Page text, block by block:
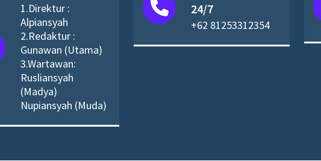
1.Direktur :
Alpiansyah
2.Redaktur :
Gunawan (Utama)
3.Wartawan:
Rusliansyah
(Madya)
Nupiansyah (Muda)
24/7
+62 81253312354